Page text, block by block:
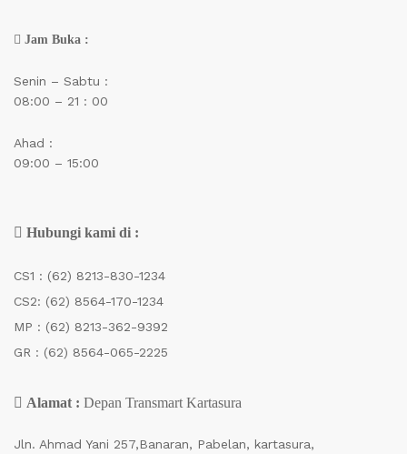
Jam Buka :
Senin – Sabtu :
08:00 – 21 : 00
Ahad :
09:00 – 15:00
Hubungi kami di :
CS1 : (62) 8213-830-1234
CS2: (62) 8564-170-1234
MP : (62) 8213-362-9392
GR : (62) 8564-065-2225
Alamat : Depan Transmart Kartasura
Jln. Ahmad Yani 257,Banaran, Pabelan, kartasura,